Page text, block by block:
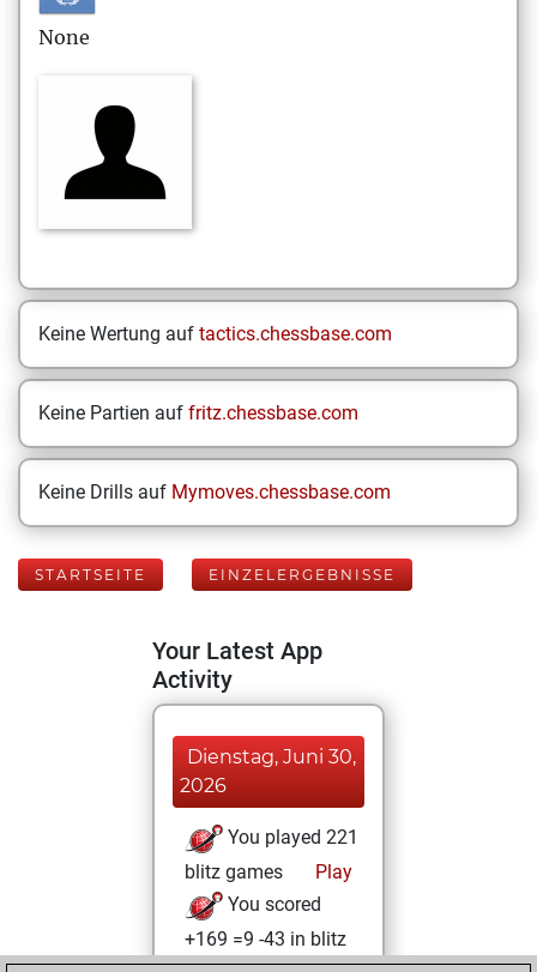
None
Keine Wertung auf tactics.chessbase.com
Keine Partien auf fritz.chessbase.com
Keine Drills auf Mymoves.chessbase.com
STARTSEITE EINZELERGEBNISSE
Your Latest App
Activity
Dienstag, Juni 30,
2026
You played 221
blitz games
Play
You scored
+169 =9 -43 in blitz